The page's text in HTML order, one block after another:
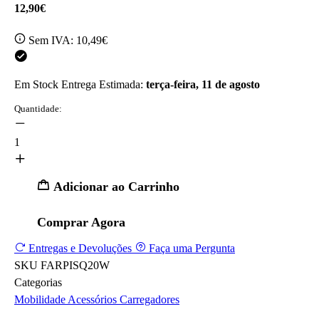
12,90€
Sem IVA: 10,49€
Em Stock Entrega Estimada: terça-feira, 11 de agosto
Quantidade:
1
Adicionar ao Carrinho
Comprar Agora
Entregas e Devoluções
Faça uma Pergunta
SKU FARPISQ20W
Categorias
Mobilidade Acessórios Carregadores